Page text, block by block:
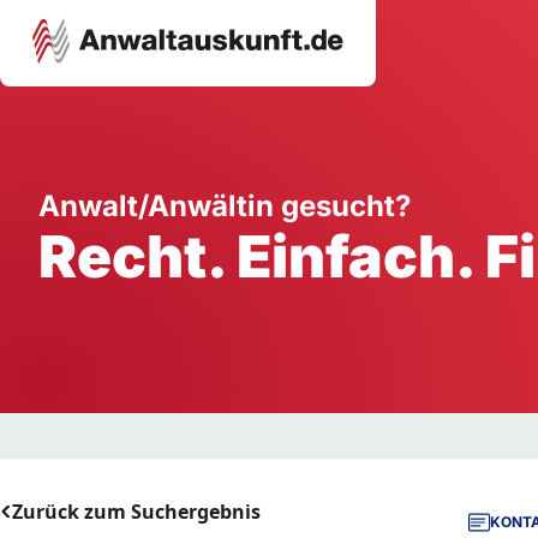
Ausbildung
Handwerk
Dienstleistung
Anwalt/Anwältin gesucht?
Recht. Einfach.
Zurück zum Suchergebnis